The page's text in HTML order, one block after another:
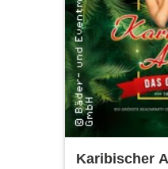
Karibischer